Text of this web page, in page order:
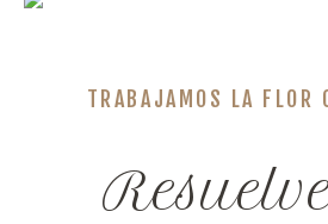
TRABAJAMOS LA FLOR